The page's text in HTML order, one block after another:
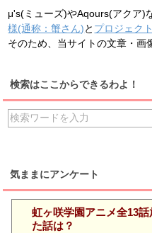
μ's(ミューズ)やAqours(アクア)
様(通称：蟹さん)と プロジェク
そのため、当サイトの文章・画
検索はここからできるわよ！
気ままにアンケート
虹ヶ咲学園アニメ全13
た話は？